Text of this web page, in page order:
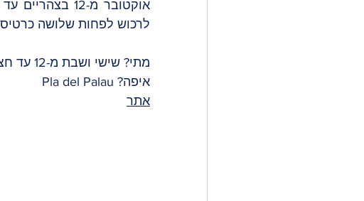
לרכוש לפחות שלושה
מתי? שישי ושבת מ-12 עד חצות, ראשון עד 22:00.
איפה? Pla del Palau
אתר